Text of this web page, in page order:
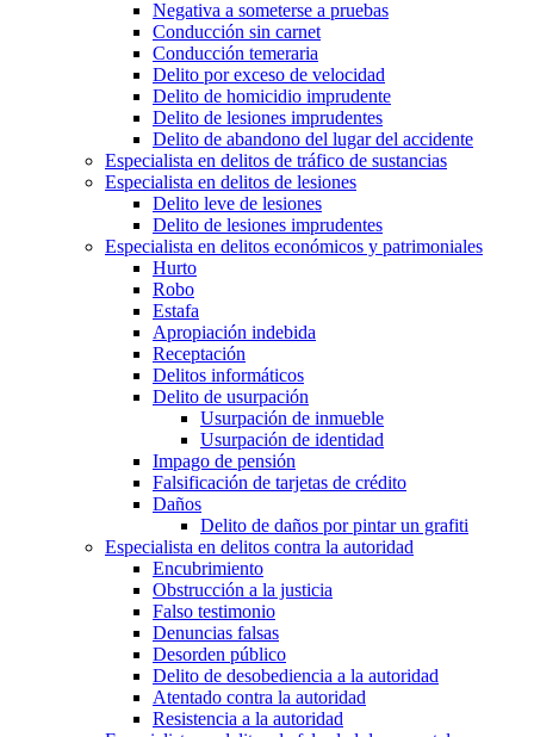
Negativa a someterse a pruebas
Conducción sin carnet
Conducción temeraria
Delito por exceso de velocidad
Delito de homicidio imprudente
Delito de lesiones imprudentes
Delito de abandono del lugar del accidente
Especialista en delitos de tráfico de sustancias
Especialista en delitos de lesiones
Delito leve de lesiones
Delito de lesiones imprudentes
Especialista en delitos económicos y patrimoniales
Hurto
Robo
Estafa
Apropiación indebida
Receptación
Delitos informáticos
Delito de usurpación
Usurpación de inmueble
Usurpación de identidad
Impago de pensión
Falsificación de tarjetas de crédito
Daños
Delito de daños por pintar un grafiti
Especialista en delitos contra la autoridad
Encubrimiento
Obstrucción a la justicia
Falso testimonio
Denuncias falsas
Desorden público
Delito de desobediencia a la autoridad
Atentado contra la autoridad
Resistencia a la autoridad